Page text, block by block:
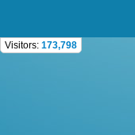
Visitors: 173,798